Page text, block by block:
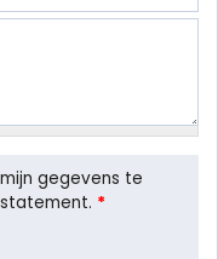
gegevens te
*